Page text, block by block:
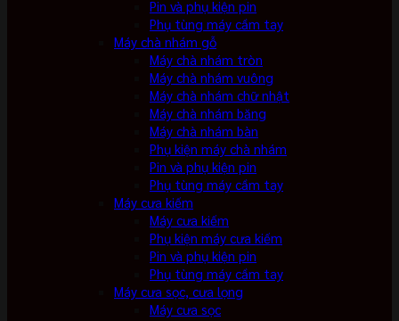
Pin và phụ kiện pin
Phụ tùng máy cầm tay
Máy chà nhám gỗ
Máy chà nhám tròn
Máy chà nhám vuông
Máy chà nhám chữ nhật
Máy chà nhám băng
Máy chà nhám bàn
Phụ kiện máy chà nhám
Pin và phụ kiện pin
Phụ tùng máy cầm tay
Máy cưa kiếm
Máy cưa kiếm
Phụ kiện máy cưa kiếm
Pin và phụ kiện pin
Phụ tùng máy cầm tay
Máy cưa sọc, cưa lọng
Máy cưa sọc